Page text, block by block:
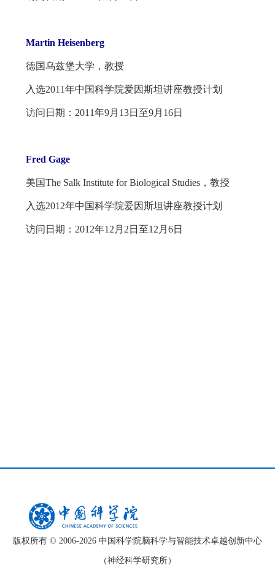
Martin Heisenberg
德国乌兹堡大学，教授
入选2011年中国科学院爱因斯坦讲座教授计划
访问日期：2011年9月13日至9月16日
Fred Gage
美国The Salk Institute for Biological Studies，教授
入选2012年中国科学院爱因斯坦讲座教授计划
访问日期：2012年12月2日至12月6日
版权所有 © 2006-2026 中国科学院脑科学与智能技术卓越创新中心
（神经科学研究所）